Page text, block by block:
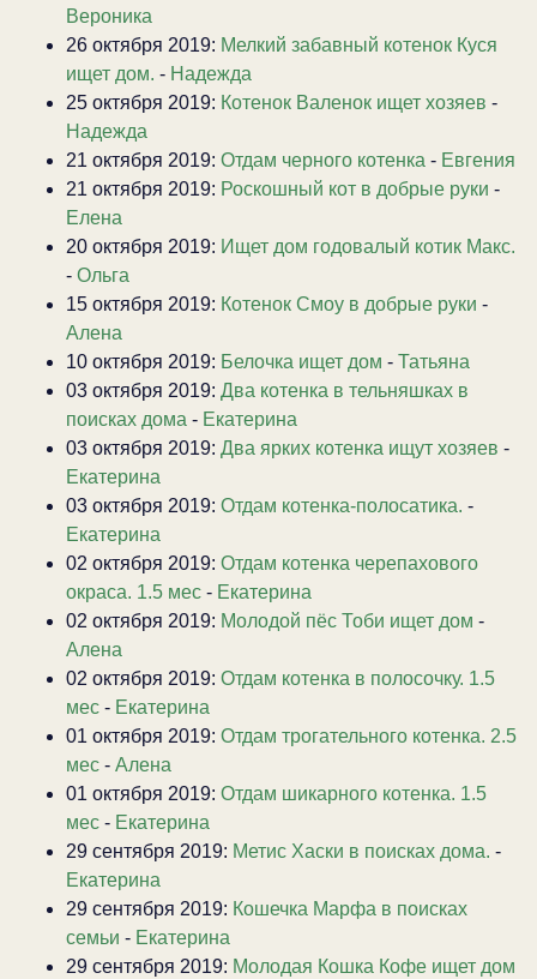
Вероника
26 октября 2019: Мелкий забавный котенок Куся
ищет дом. - Надежда
25 октября 2019: Котенок Валенок ищет хозяев -
Надежда
21 октября 2019: Отдам черного котенка - Евгения
21 октября 2019: Роскошный кот в добрые руки -
Елена
20 октября 2019: Ищет дом годовалый котик Макс.
- Ольга
15 октября 2019: Котенок Смоу в добрые руки -
Алена
10 октября 2019: Белочка ищет дом - Татьяна
03 октября 2019: Два котенка в тельняшках в
поисках дома - Екатерина
03 октября 2019: Два ярких котенка ищут хозяев -
Екатерина
03 октября 2019: Отдам котенка-полосатика. -
Екатерина
02 октября 2019: Отдам котенка черепахового
окраса. 1.5 мес - Екатерина
02 октября 2019: Молодой пёс Тоби ищет дом -
Алена
02 октября 2019: Отдам котенка в полосочку. 1.5
мес - Екатерина
01 октября 2019: Отдам трогательного котенка. 2.5
мес - Алена
01 октября 2019: Отдам шикарного котенка. 1.5
мес - Екатерина
29 сентября 2019: Метис Хаски в поисках дома. -
Екатерина
29 сентября 2019: Кошечка Марфа в поисках
семьи - Екатерина
29 сентября 2019: Молодая Кошка Кофе ищет дом